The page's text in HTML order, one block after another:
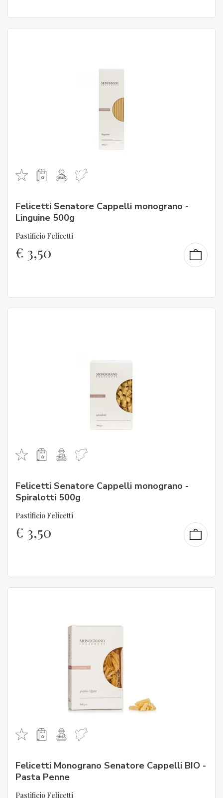
Felicetti Senatore Cappelli monograno -
Linguine 500g
Pastificio Felicetti
€ 3,50
Felicetti Senatore Cappelli monograno -
Spiralotti 500g
Pastificio Felicetti
€ 3,50
Felicetti Monograno Senatore Cappelli BIO -
Pasta Penne
Pastificio Felicetti